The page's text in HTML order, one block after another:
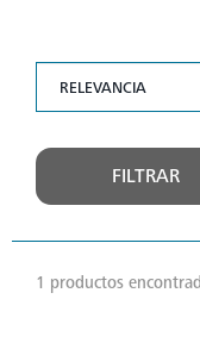
FILTRAR
1 productos